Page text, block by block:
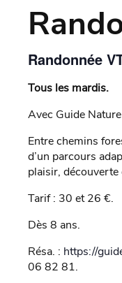
Randonnée
Tous les mardis.
Avec Guide
Entre chemins
d’un parcours
plaisir, découverte
Tarif : 30 et 26 €.
Dès 8 ans.
Résa. : https://
06 82 81.